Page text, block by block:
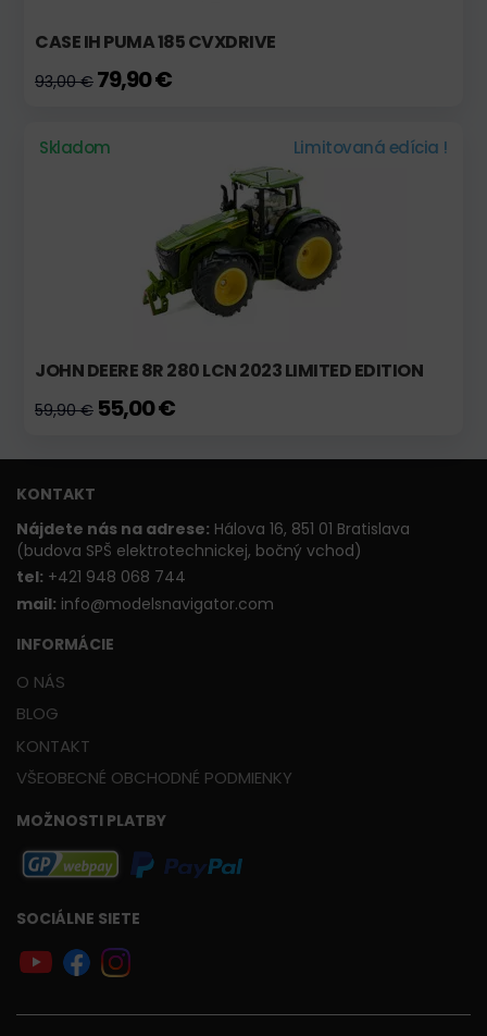
CASE IH PUMA 185 CVXDRIVE
93,00 € 79,90 €
Skladom Limitovaná edícia !
JOHN DEERE 8R 280 LCN 2023 LIMITED EDITION
59,90 € 55,00 €
KONTAKT
Nájdete nás na adrese: Hálova 16, 851 01 Bratislava
(budova SPŠ elektrotechnickej, bočný vchod)
tel: +421 948 068 744
mail: info@modelsnavigator.com
INFORMÁCIE
O NÁS
BLOG
KONTAKT
VŠEOBECNÉ OBCHODNÉ PODMIENKY
MOŽNOSTI PLATBY
SOCIÁLNE SIETE